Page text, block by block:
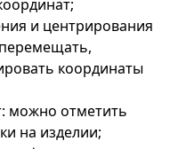
и центрирования
координаты
можно отметить
на изделии;